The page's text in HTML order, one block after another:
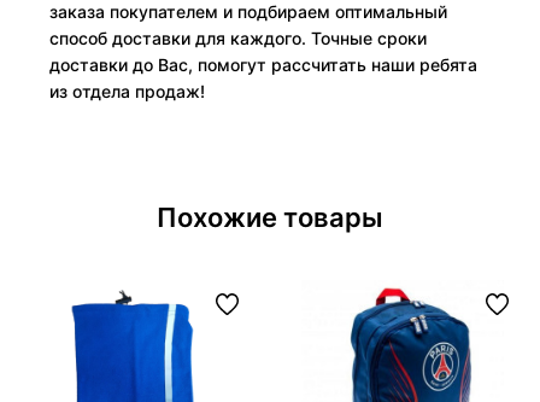
заказа покупателем и подбираем оптимальный
способ доставки для каждого. Точные сроки
доставки до Вас, помогут рассчитать наши ребята
из отдела продаж!
Похожие товары